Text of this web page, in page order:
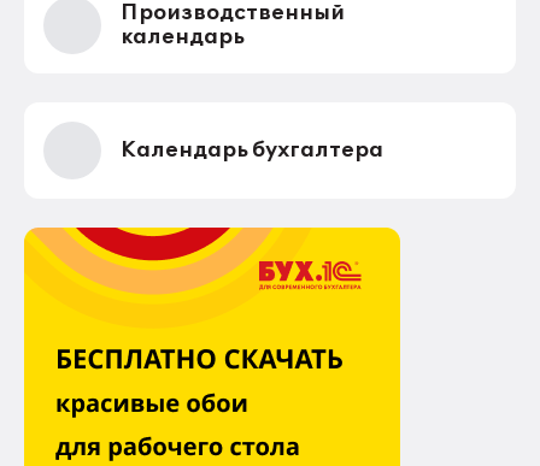
Производственный
календарь
Календарь бухгалтера